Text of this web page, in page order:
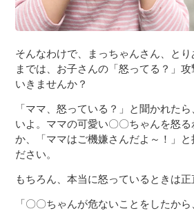
そんなわけで、まっちゃんさん、と
までは、お子さんの「怒ってる？」
いきませんか？
「ママ、怒っている？」と聞かれた
いよ。ママの可愛い〇〇ちゃんを怒
か、「ママはご機嫌さんだよ～！」と
ださい。
もちろん、本当に怒っているときは正
「〇〇ちゃんが危ないことをしたか